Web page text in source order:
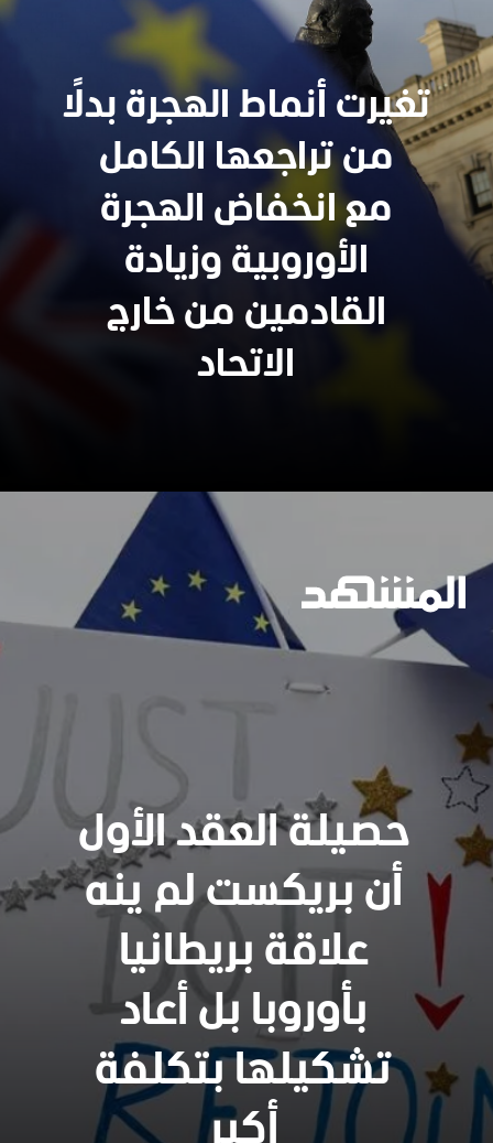
تغيرت أنماط الهجرة بدلًا
من تراجعها الكامل
مع انخفاض الهجرة
الأوروبية وزيادة
القادمين من خارج
الاتحاد
سنجدهــم كلهـم
وسيعاقبون جميعا
حصيلة العقد الأول
أن بريكست لم ينه
علاقة بريطانيا
بأوروبا بل أعاد
تشكيلها بتكلفة
أكبر